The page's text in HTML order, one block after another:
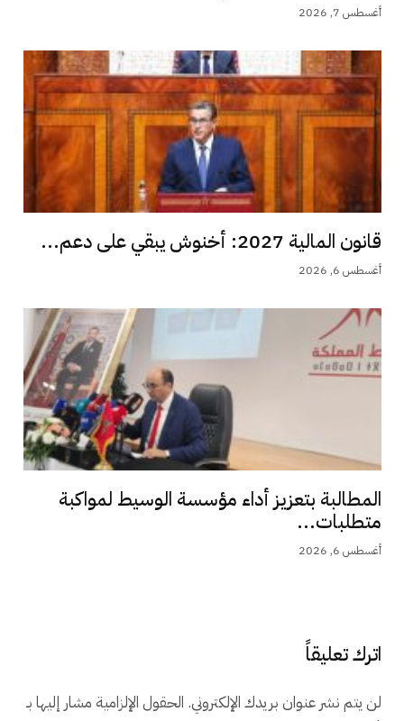
أغسطس 7, 2026
قانون المالية 2027: أخنوش يبقي على دعم...
أغسطس 6, 2026
المطالبة بتعزيز أداء مؤسسة الوسيط لمواكبة
متطلبات...
أغسطس 6, 2026
اترك تعليقاً
لن يتم نشر عنوان بريدك الإلكتروني. الحقول الإلزامية مشار إليها بـ